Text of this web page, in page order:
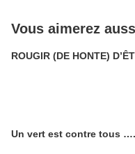
Vous aimerez
ROUGIR (DE HONTE)
Un vert est contre tous ….